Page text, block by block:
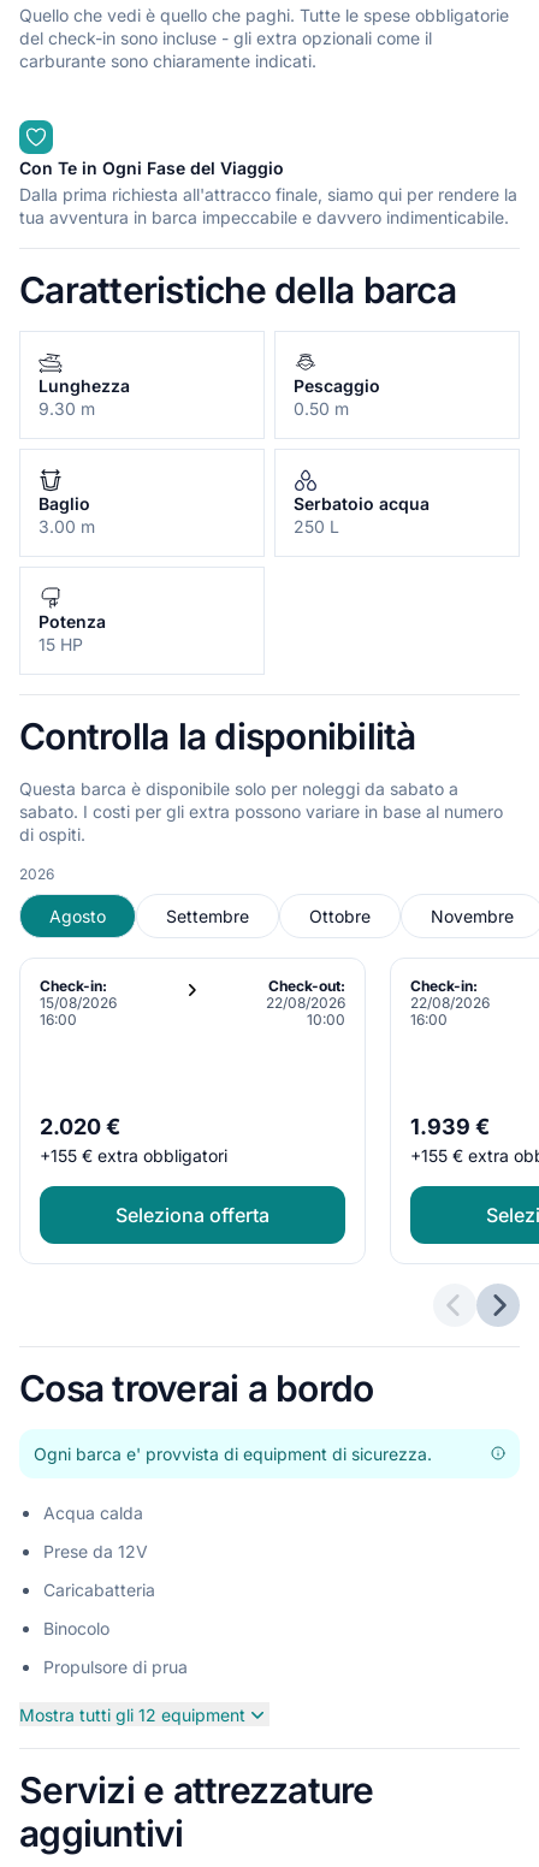
Quello che vedi è quello che paghi. Tutte le spese obbligatorie
del check-in sono incluse - gli extra opzionali come il
carburante sono chiaramente indicati.
Con Te in Ogni Fase del Viaggio
Dalla prima richiesta all'attracco finale, siamo qui per rendere la
tua avventura in barca impeccabile e davvero indimenticabile.
Caratteristiche della barca
Lunghezza
9.30 m
Pescaggio
0.50 m
Baglio
3.00 m
Serbatoio acqua
250 L
Potenza
15 HP
Controlla la disponibilità
Questa barca è disponibile solo per noleggi da sabato a
sabato. I costi per gli extra possono variare in base al numero
di ospiti.
2026
Agosto Settembre Ottobre Novembre
Check-in:
15/08/2026
16:00
Check-out:
22/08/2026
10:00
2.020 €
+155 € extra obbligatori
Seleziona offerta
Check-in:
22/08/2026
16:00
1.939 €
+155 € extra
Cosa troverai a bordo
Ogni barca e' provvista di equipment di sicurezza.
Acqua calda
Prese da 12V
Caricabatteria
Binocolo
Propulsore di prua
Mostra tutti gli 12 equipment
Servizi e attrezzature
aggiuntivi